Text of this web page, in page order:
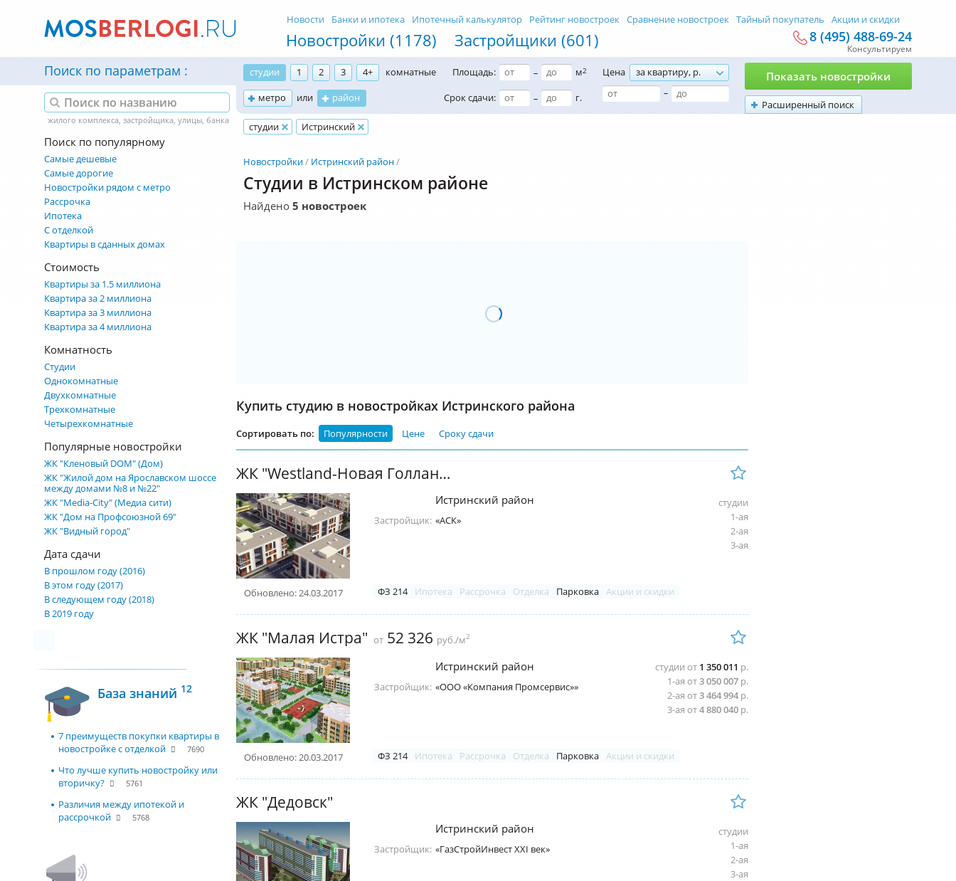
Новостройки (1178) Застройщики (601)
Новости Банки и ипотека Ипотечный калькулятор Рейтинг новостроек Сравнение новостроек Тайный покупатель Акции и скидки
8 (495) 488-69-24
Консультируем
Поиск по параметрам студии 1 2 3 4+
комнатные
метро
или район
Площадь: – м2
Срок сдачи: – г.
Цена
за квартиру, р.
–
Расширенный поиск
Показать новостройки
студии Истринский
Поиск по популярному
Самые дешевые
Самые дорогие
Новостройки рядом с метро
Рассрочка
Ипотека
С отделкой
Квартиры в сданных домах
Стоимость
Квартиры за 1.5 миллиона
Квартира за 2 миллиона
Квартира за 3 миллиона
Квартира за 4 миллиона
Комнатность
Студии
Однокомнатные
Двухкомнатные
Трехкомнатные
Четырехкомнатные
Популярные новостройки
ЖК "Кленовый DOM" (Дом)
ЖК "Жилой дом на Ярославском шоссе
между домами №8 и №22"
ЖК "Media-City" (Медиа сити)
ЖК "Дом на Профсоюзной 69"
ЖК "Видный город"
Дата сдачи
В прошлом году (2016)
В этом году (2017)
В следующем году (2018)
В 2019 году
База знаний 12
7 преимуществ покупки квартиры в
новостройке с отделкой
7690
Что лучше купить новостройку или
вторичку?
5761
Различия между ипотекой и
рассрочкой
5768
Новостройки Истринский район
Студии в Истринском районе
Найдено 5 новостроек
Купить студию в новостройках Истринского района
Сортировать по: Популярности Цене Сроку сдачи
ЖК "Westland-Новая Голландия"
Обновлено: 24.03.2017
студии
1-ая
2-ая
3-ая
Истринский район
Застройщик: «АСК»
ФЗ 214 Ипотека Рассрочка Отделка Парковка Акции и скидки
ЖК "Малая Истра" от 52 326 руб./м2
Обновлено: 20.03.2017
студии от 1 350 011 р.
1-ая от3 050 007 р.
2-ая от3 464 994 р.
3-ая от4 880 040 р.
Истринский район
Застройщик: «ООО «Компания Промсервис»»
ФЗ 214 Ипотека Рассрочка Отделка Парковка Акции и скидки
ЖК "Дедовск"
студии
1-ая
2-ая
3-ая
Истринский район
Застройщик: «ГазСтройИнвест ХХІ век»